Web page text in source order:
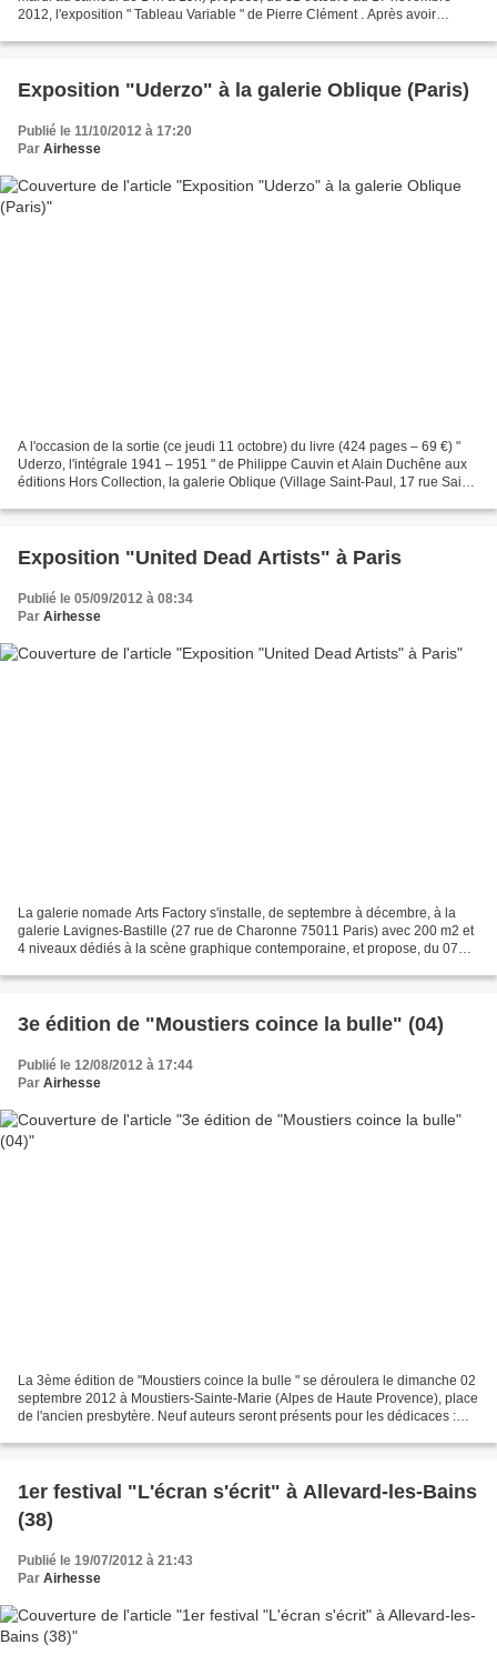
2012, l'exposition " Tableau Variable " de Pierre Clément . Après avoir
Exposition "Uderzo" à la galerie Oblique (Paris)
Publié le 11/10/2012 à 17:20
Par Airhesse
A l'occasion de la sortie (ce jeudi 11 octobre) du livre (424 pages – 69 €) "
Uderzo, l'intégrale 1941 – 1951 " de Philippe Cauvin et Alain Duchêne aux
éditions Hors Collection, la galerie Oblique (Village Saint-Paul, 17 rue Saint-
Exposition "United Dead Artists" à Paris
Publié le 05/09/2012 à 08:34
Par Airhesse
La galerie nomade Arts Factory s'installe, de septembre à décembre, à la
galerie Lavignes-Bastille (27 rue de Charonne 75011 Paris) avec 200 m2 et
4 niveaux dédiés à la scène graphique contemporaine, et propose, du 07
3e édition de "Moustiers coince la bulle" (04)
Publié le 12/08/2012 à 17:44
Par Airhesse
La 3ème édition de "Moustiers coince la bulle " se déroulera le dimanche 02
septembre 2012 à Moustiers-Sainte-Marie (Alpes de Haute Provence), place
de l'ancien presbytère. Neuf auteurs seront présents pour les dédicaces :
1er festival "L'écran s'écrit" à Allevard-les-Bains
(38)
Publié le 19/07/2012 à 21:43
Par Airhesse